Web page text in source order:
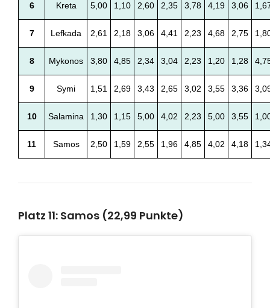
6 Kreta 5,00 1,10 2,60 2,35 3,78 4,19 3,06
7 Lefkada 2,61 2,18 3,06 4,41 2,23 4,68 2,75
8 Mykonos 3,80 4,85 2,34 3,04 2,23 1,20 1,28
9 Symi 1,51 2,69 3,43 2,65 3,02 3,55 3,36
10 Salamina 1,30 1,15 5,00 4,02 2,23 5,00 3,55
11 Samos 2,50 1,59 2,55 1,96 4,85 4,02 4,18
Platz 11: Samos (22,99 Punkte)